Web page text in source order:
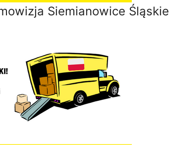
Siemianowice Śląskie